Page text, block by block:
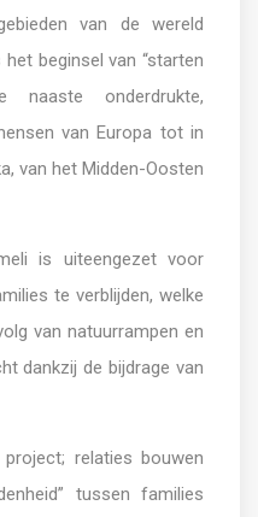
van de wereld
beginsel van “starten
naaste onderdrukte,
van Europa tot in
van het Midden-Oosten
is uiteengezet voor
te verblijden, welke
van natuurrampen en
dankzij de bijdrage van
relaties bouwen
tussen families